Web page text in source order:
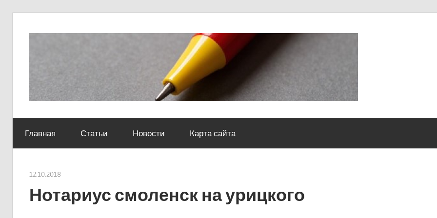
юридический
центр
Главная Статьи Новости Карта сайта
12.10.2018Евгений Георгиевич
Нотариус смоленск на урицкого